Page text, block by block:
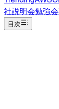
社説明会勉強会
目次